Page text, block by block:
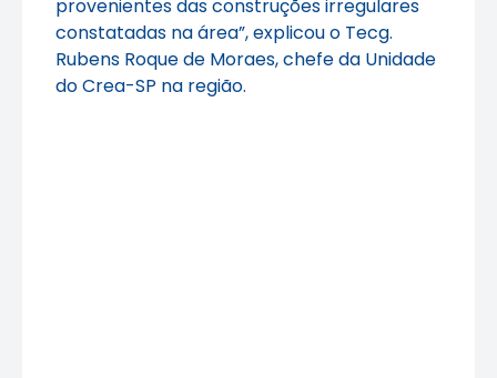
provenientes das construções irregulares
constatadas na área”, explicou o Tecg.
Rubens Roque de Moraes, chefe da Unidade
do Crea-SP na região.